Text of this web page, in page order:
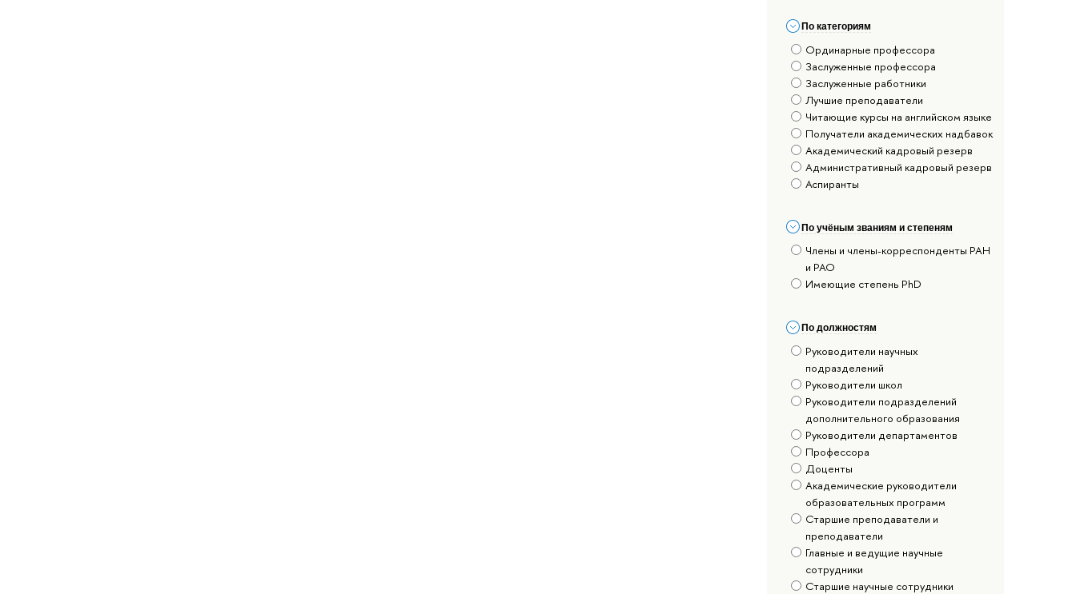
По категориям
Ординарные профессора
Заслуженные профессора
Заслуженные работники
Лучшие преподаватели
Читающие курсы на английском языке
Получатели академических надбавок
Академический кадровый резерв
Административный кадровый резерв
Аспиранты
По учёным званиям и степеням
Члены и члены-корреспонденты РАН
и РАО
Имеющие степень PhD
По должностям
Руководители научных
подразделений
Руководители школ
Руководители подразделений
дополнительного образования
Руководители департаментов
Профессора
Доценты
Академические руководители
образовательных программ
Старшие преподаватели и
преподаватели
Главные и ведущие научные
сотрудники
Старшие научные сотрудники